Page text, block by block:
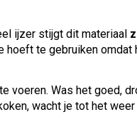
ijzer stijgt dit materiaal
te gebruiken
voeren. Was het goed,
wacht je tot het